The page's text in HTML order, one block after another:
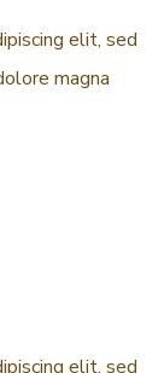
elit, sed
magna
elit, sed